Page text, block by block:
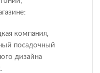
компания,
посадочный
дизайна